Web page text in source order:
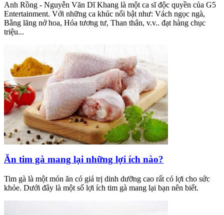
Anh Rồng - Nguyễn Văn Dĩ Khang là một ca sĩ độc quyền của G5
Entertainment. Với những ca khúc nổi bật như: Vách ngọc ngà,
Bằng lăng nở hoa, Hóa tương tư, Than thân, v.v.. đạt hàng chục
triệu...
Ăn tim gà mang lại những lợi ích nào?
Tim gà là một món ăn có giá trị dinh dưỡng cao rất có lợi cho sức
khỏe. Dưới đây là một số lợi ích tim gà mang lại bạn nên biết.